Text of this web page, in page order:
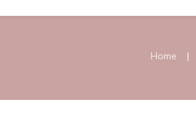
Home |